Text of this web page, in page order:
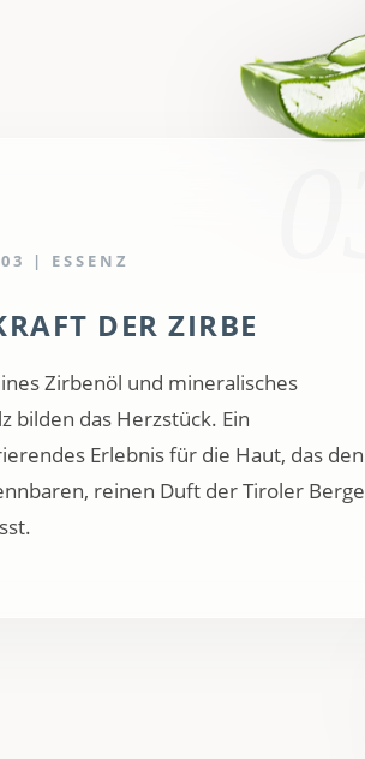
| ESSENZ
DER ZIRBE
Zirbenöl und mineralisches
bilden das Herzstück. Ein
Erlebnis für die Haut, das den
reinen Duft der Tiroler Berge